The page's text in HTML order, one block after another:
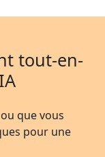
tout-en-
que vous
pour une